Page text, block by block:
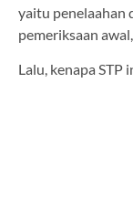
yaitu penelaahan
pemeriksaan
Lalu, kenapa STP